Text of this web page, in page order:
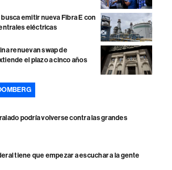
emitir nueva Fibra E con
eléctricas
renuevan swap de
el plazo a cinco años
podría volverse contra las grandes
tiene que empezar a escuchar a la gente